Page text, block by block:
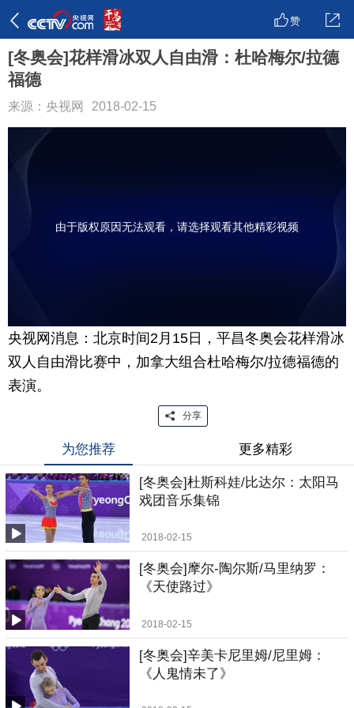
赞
[冬奥会]花样滑冰双人自由滑：杜哈梅尔/拉德
福德
来源：央视网 2018-02-15
由于版权原因无法观看，请选择观看其他精彩视频
央视网消息：北京时间2月15日，平昌冬奥会花样滑冰
双人自由滑比赛中，加拿大组合杜哈梅尔/拉德福德的
表演。
分享
为您推荐 更多精彩
[冬奥会]杜斯科娃/比达尔：太阳马
戏团音乐集锦
2018-02-15
[冬奥会]摩尔-陶尔斯/马里纳罗：
《天使路过》
2018-02-15
[冬奥会]辛美卡尼里姆/尼里姆：
《人鬼情未了》